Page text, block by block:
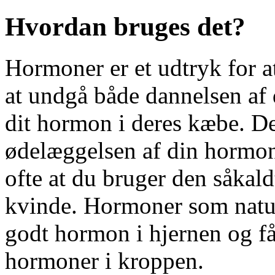
Hvordan bruges det?
Hormoner er et udtryk for
at undgå både dannelsen
dit hormon i deres kæbe.
ødelæggelsen af din
ofte at du bruger den
kvinde. Hormoner som
godt hormon i hjernen og
hormoner i kroppen.